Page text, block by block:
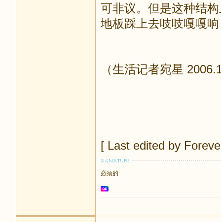
可非议。但是这种结
地板踩上去吱吱嘎嘎
（生活记者宛星
[ Last edited by
必须的